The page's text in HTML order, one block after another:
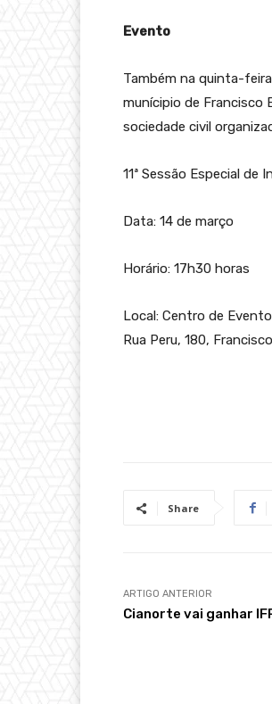
Evento
Também na quinta-
munícipio de Francisco
sociedade civil
11ª Sessão Especial
Data: 14 de março
Horário: 17h30 horas
Local: Centro de
Rua Peru, 180,
Share
ARTIGO ANTERIOR
Cianorte vai ganhar